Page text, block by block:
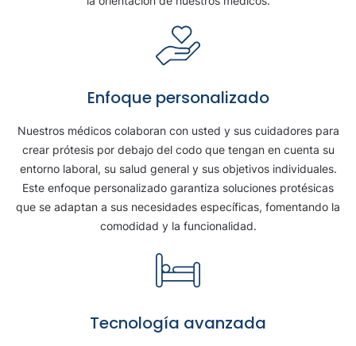
Enfoque personalizado
Nuestros médicos colaboran con usted y sus cuidadores para
crear prótesis por debajo del codo que tengan en cuenta su
entorno laboral, su salud general y sus objetivos individuales.
Este enfoque personalizado garantiza soluciones protésicas
que se adaptan a sus necesidades específicas, fomentando la
comodidad y la funcionalidad.
Tecnología avanzada